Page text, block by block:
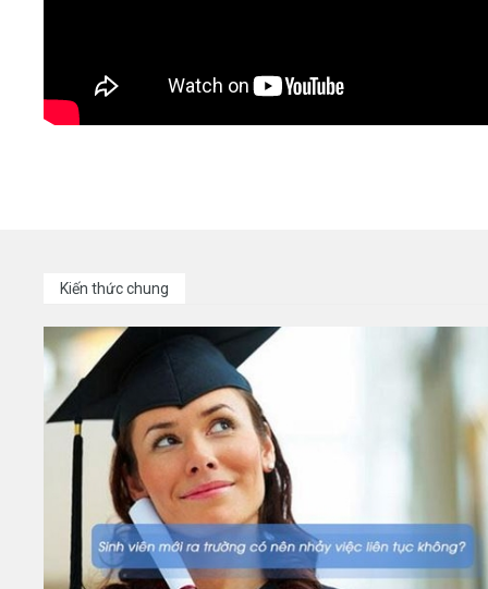
Kiến thức chung